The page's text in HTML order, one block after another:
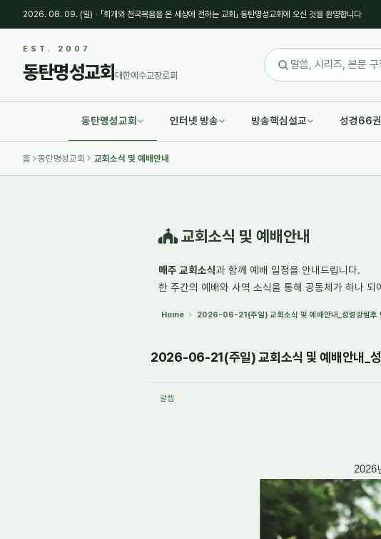
2026. 08. 09. (일) · 「회개와 천국복음을 온 세상에 전하는 교회」 동탄명성교회에 오신 것을 환영합니다
EST. 2007
동탄명성교회 대한예수교장로회
동탄명성교회 인터넷 방송 방송핵심설교 성경66
홈 동탄명성교회 교회소식 및 예배안내
교회소식 및 예배안내
매주 교회소식과 함께 예배 일정을 안내드립니다.
한 주간의 예배와 사역 소식을 통해 공동체가 하나 되
Home 2026-06-21(주일) 교회소식 및 예배안내_성령강림후
2026-06-21(주일) 교회소식 및 예배안내_성
갈렙
2026
Sketchbook5, 스케치북5
Sketchbook5, 스케치북5
Sketchbook5, 스케치북5
Sketchbook5, 스케치북5